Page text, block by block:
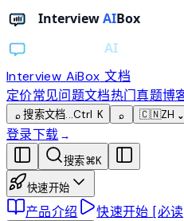
Interview AiBox 文档
定价常见问题文档热门真题博
⌕ 搜索文档...Ctrl K ⌕ 🇨🇳ZH ⌄
登录下载 →
搜索⌘K
快速开始
产品介绍 快速开始 [必